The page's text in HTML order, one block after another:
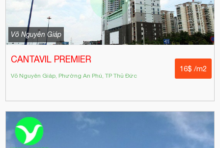
Võ Nguyên Giáp
CANTAVIL PREMIER
Võ Nguyên Giáp, Phường An Phú, TP Thủ Đức
16$ /m2